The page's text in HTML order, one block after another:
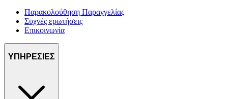
Παρακολούθηση Παραγγελίας
Συχνές ερωτήσεις
Επικοινωνία
ΥΠΗΡΕΣΙΕΣ